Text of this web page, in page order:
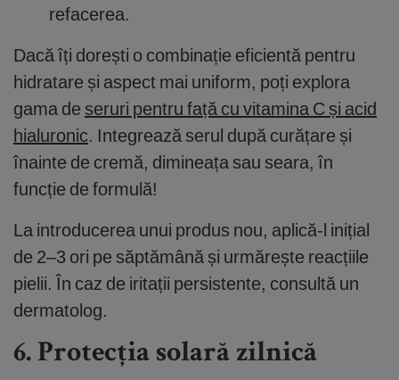
refacerea.
Dacă îți dorești o combinație eficientă pentru
hidratare și aspect mai uniform, poți explora
gama de seruri pentru față cu vitamina C și acid
hialuronic. Integrează serul după curățare și
înainte de cremă, dimineața sau seara, în
funcție de formulă!
La introducerea unui produs nou, aplică-l inițial
de 2–3 ori pe săptămână și urmărește reacțiile
pielii. În caz de iritații persistente, consultă un
dermatolog.
6. Protecția solară zilnică